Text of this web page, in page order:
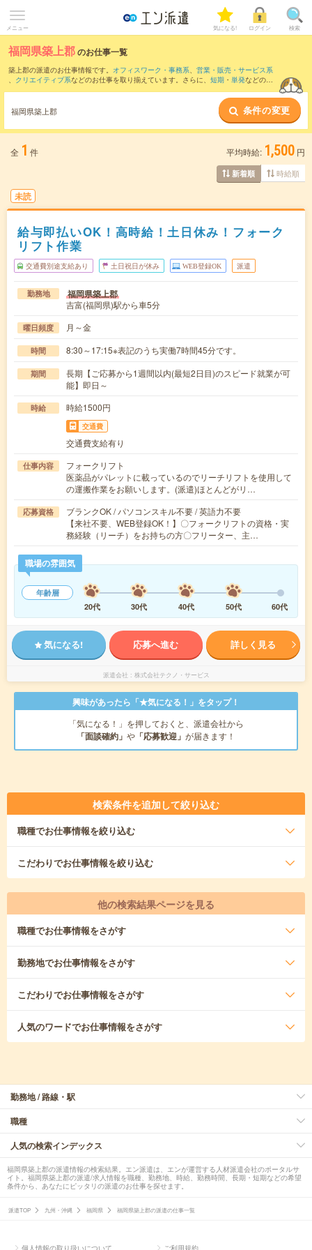
メニュー 気になる! ログイン 検索
福岡県築上郡のお仕事一覧
築上郡の派遣のお仕事情報です。 オフィスワーク・事務系、 営業・販売・サービス系
、 クリエイティブ系などのお仕事を取り揃えています。さらに、 短期 ・ 単発などの期
また、行橋市・ など隣接エリアのお仕事もご確認いただけます。
福岡県築上郡 条件の変更
全 1 件 平均時給: 1,500 円
新着順 時給順
未読
給与即払いOK！高時給！土日休み！フォーク
リフト作業
交通費別途支給あり 土日祝日が休み WEB登録OK 派遣
勤務地 福岡県築上郡
吉富(福岡県)駅から車5分
曜日頻度 月～金
時間 8:30～17:15※表記のうち実働7時間45分です。
期間
長期【ご応募から1週間以内(最短2日目)のスピード就業が可
能】即日～
時給 時給1500円
交通費
交通費支給有り
仕事内容
フォークリフト
医薬品がパレットに載っているのでリーチリフトを使用して
の運搬作業をお願いします。(派遣)ほとんどがリ…
応募資格
ブランクOK / パソコンスキル不要 / 英語力不要
【来社不要、WEB登録OK！】〇フォークリフトの資格・実
務経験（リーチ）をお持ちの方〇フリーター、主…
職場の雰囲気
年齢層
20代
30代 40代 50代 60代
気になる! 応募へ進む 詳しく見る
派遣会社 株式会社テクノ・サービス
興味があったら「★気になる！」をタップ！
「気になる！」を押しておくと、派遣会社から
「面談確約」 や 「応募歓迎」 が届きます！
検索条件を追加して絞り込む
職種でお仕事情報を絞り込む
こだわりでお仕事情報を絞り込む
他の検索結果ページを見る
職種でお仕事情報をさがす
勤務地でお仕事情報をさがす
こだわりでお仕事情報をさがす
人気のワードでお仕事情報をさがす
勤務地 / 路線・駅
職種
人気の検索インデックス
福岡県築上郡の派遣情報の検索結果。エン派遣は、エンが運営する人材派遣会社のポータルサ
イト。福岡県築上郡の派遣/求人情報を職種、勤務地、時給、勤務時間、長期・短期などの希望
条件から、あなたにピッタリの派遣のお仕事を探せます。
派遣TOP 九州・沖縄 福岡県 福岡県築上郡の派遣の仕事一覧
個人情報の取り扱いについて ご利用規約